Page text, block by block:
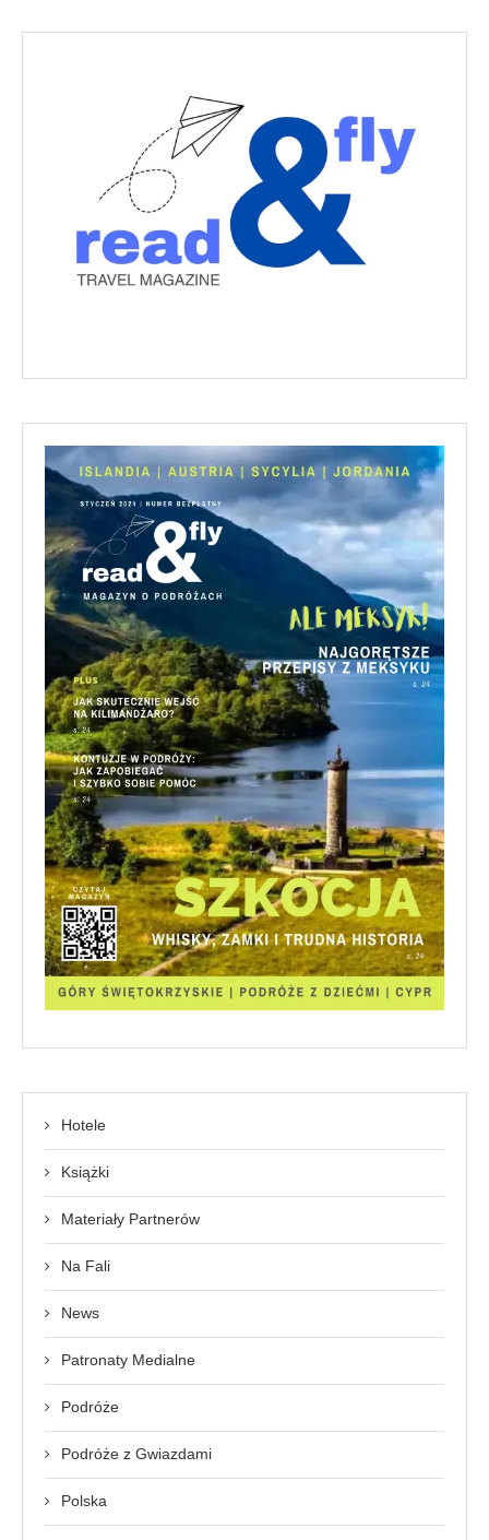
Hotele
Książki
Materiały Partnerów
Na Fali
News
Patronaty Medialne
Podróże
Podróże z Gwiazdami
Polska